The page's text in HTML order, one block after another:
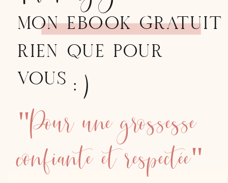
MON EBOOK GRATUIT
RIEN QUE POUR
VOUS:)
"Pour une grossesse
confiante et respectée"